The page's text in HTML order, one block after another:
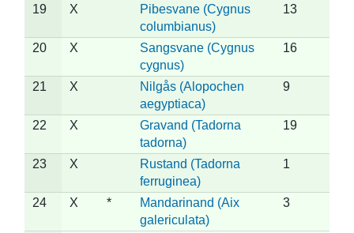
19 X
Pibesvane (Cygnus
columbianus)
13
20 X
Sangsvane (Cygnus
cygnus)
16
21 X
Nilgås (Alopochen
aegyptiaca)
9
22 X
Gravand (Tadorna
tadorna)
19
23 X
Rustand (Tadorna
ferruginea)
1
24 X *
Mandarinand (Aix
galericulata)
3